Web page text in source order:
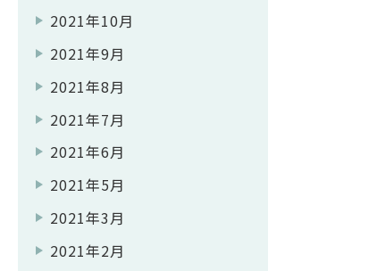
2021年10月
2021年9月
2021年8月
2021年7月
2021年6月
2021年5月
2021年3月
2021年2月